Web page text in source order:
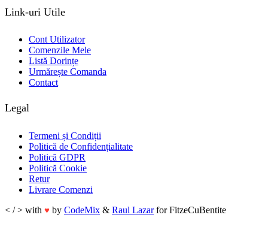
Link-uri Utile
Cont Utilizator
Comenzile Mele
Listă Dorințe
Urmărește Comanda
Contact
Legal
Termeni și Condiții
Politică de Confidențialitate
Politică GDPR
Politică Cookie
Retur
Livrare Comenzi
< / > with ♥ by CodeMix & Raul Lazarfor FitzeCuBentite